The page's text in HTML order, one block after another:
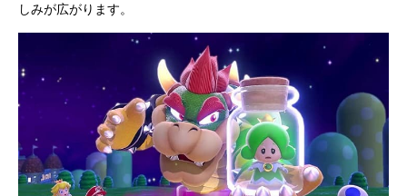
しみが広がります。